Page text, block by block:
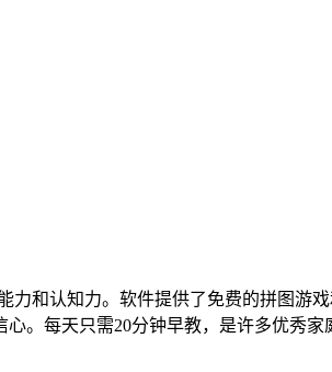
力和认知力。软件提供了免费的拼图游
。每天只需20分钟早教，是许多优秀家